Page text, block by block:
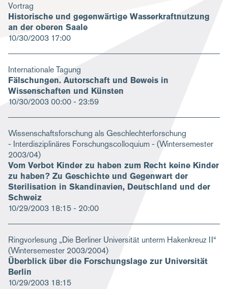
Vortrag
Historische und gegenwärtige Wasserkraftnutzung
an der oberen Saale
10/30/2003 17:00
Internationale Tagung
Fälschungen. Autorschaft und Beweis in
Wissenschaften und Künsten
10/30/200300:00 - 23:59
Wissenschaftsforschung als Geschlechterforschung
- Interdisziplinäres Forschungscolloquium - (Wintersemester
2003/04)
Vom Verbot Kinder zu haben zum Recht keine Kinder
zu haben? Zu Geschichte und Gegenwart der
Sterilisation in Skandinavien, Deutschland und der
Schweiz
10/29/2003 18:15 - 20:00
Ringvorlesung „Die Berliner Universität unterm Hakenkreuz II“
(Wintersemester 2003/2004)
Überblick über die Forschungslage zur Universität
Berlin
10/29/2003 18:15